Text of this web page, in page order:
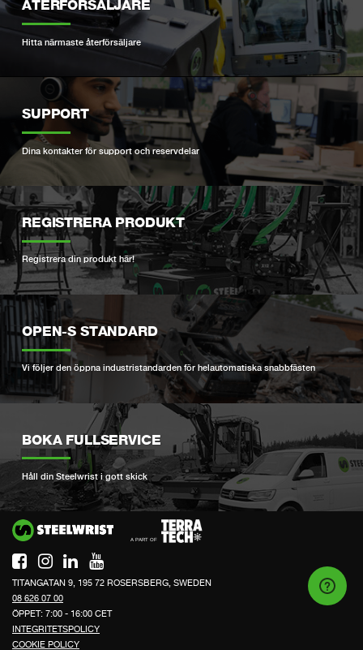
ÅTERFÖRSÄLJARE
Hitta närmaste återförsäljare
SUPPORT
Dina kontakter för support och reservdelar
REGISTRERA PRODUKT
Registrera din produkt här!
OPEN-S STANDARD
Vi följer den öppna industristandarden för helautomatiska snabbfästen
BOKA FULLSERVICE
Håll din Steelwrist i gott skick
TITANGATAN 9, 195 72 ROSERSBERG, SWEDEN
08 626 07 00
ÖPPET: 7:00 - 16:00 CET
INTEGRITETSPOLICY
COOKIE POLICY